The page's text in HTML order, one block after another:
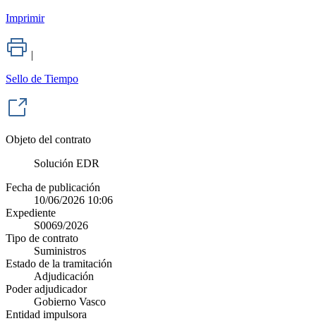
Imprimir
|
Sello de Tiempo
Objeto del contrato
Solución EDR
Fecha de publicación
10/06/2026 10:06
Expediente
S0069/2026
Tipo de contrato
Suministros
Estado de la tramitación
Adjudicación
Poder adjudicador
Gobierno Vasco
Entidad impulsora